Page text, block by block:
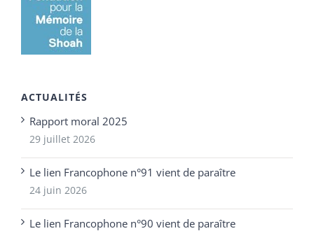
ACTUALITÉS
Rapport moral 2025
29 juillet 2026
Le lien Francophone n°91 vient de paraître
24 juin 2026
Le lien Francophone n°90 vient de paraître